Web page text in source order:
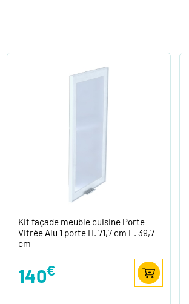
Kit façade meuble cuisine Porte
Vitrée Alu 1 porte H. 71,7 cm L. 39,7
cm
140€